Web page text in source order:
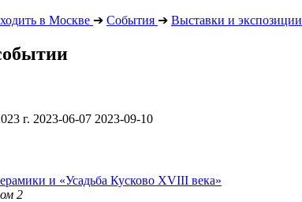
в Москве ➔ События ➔ Выставки и экспозиции
г. 2023-06-07 2023-09-10
и «Усадьба Кусково XVIII века»
2